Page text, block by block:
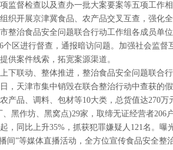
监督检查以及查办一批大案要案等五项工作
织开展京津冀食品、农产品交叉互查，强化
整治食品安全问题联合行动工作组各成员单
个区进行督查，通报暗访问题。加强社会监督
供案件线索，拓宽案源渠道。
下联动、整体推进，整治食品安全问题联合
，天津市集中销毁在联合整治行动中查获的
产品、调料、包材等10大类，总货值达270
黑作坊、黑窝点)29家，取缔无证经营者206
，同比上升35%，抓获犯罪嫌疑人121名。曝
间”等媒体直播活动，全方位宣传食品安全整